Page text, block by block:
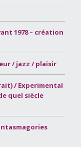
1978 – création
/ jazz / plaisir
/ Experimental
quel siècle